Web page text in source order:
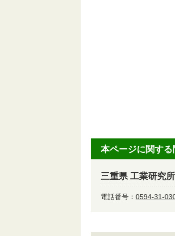
本ページに関す
三重県 工業研究
電話番号： 0594-31-